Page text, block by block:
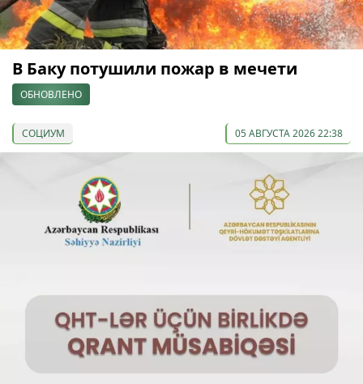
В Баку потушили пожар в мечети
ОБНОВЛЕНО
СОЦИУМ 05 АВГУСТА 2026 22:38